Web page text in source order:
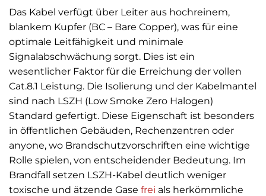
Das Kabel verfügt über Leiter aus hochreinem,
blankem Kupfer (BC – Bare Copper), was für eine
optimale Leitfähigkeit und minimale
Signalabschwächung sorgt. Dies ist ein
wesentlicher Faktor für die Erreichung der vollen
Cat.8.1 Leistung. Die Isolierung und der Kabelmantel
sind nach LSZH (Low Smoke Zero Halogen)
Standard gefertigt. Diese Eigenschaft ist besonders
in öffentlichen Gebäuden, Rechenzentren oder
anyone, wo Brandschutzvorschriften eine wichtige
Rolle spielen, von entscheidender Bedeutung. Im
Brandfall setzen LSZH-Kabel deutlich weniger
toxische und ätzende Gase frei als herkömmliche